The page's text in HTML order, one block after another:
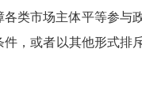
类市场主体平等参
，或者以其他形式